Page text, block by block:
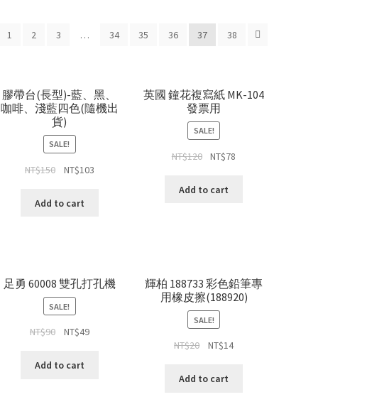
1 2 3 … 34 35 36 37 38
膠帶台(長型)-藍、黑、
咖啡、淺藍四色(隨機出
貨)
SALE!
NT$150 NT$103
Add to cart
英國 鐘花複寫紙 MK-104
發票用
SALE!
NT$120 NT$78
Add to cart
足勇 60008 雙孔打孔機
SALE!
NT$90 NT$49
Add to cart
輝柏 188733 彩色鉛筆專
用橡皮擦(188920)
SALE!
NT$20 NT$14
Add to cart